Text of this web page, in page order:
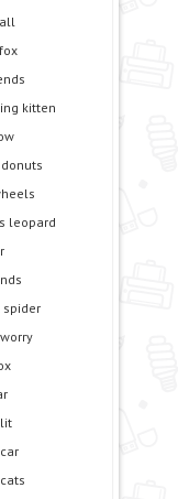
kitten
leopard
spider